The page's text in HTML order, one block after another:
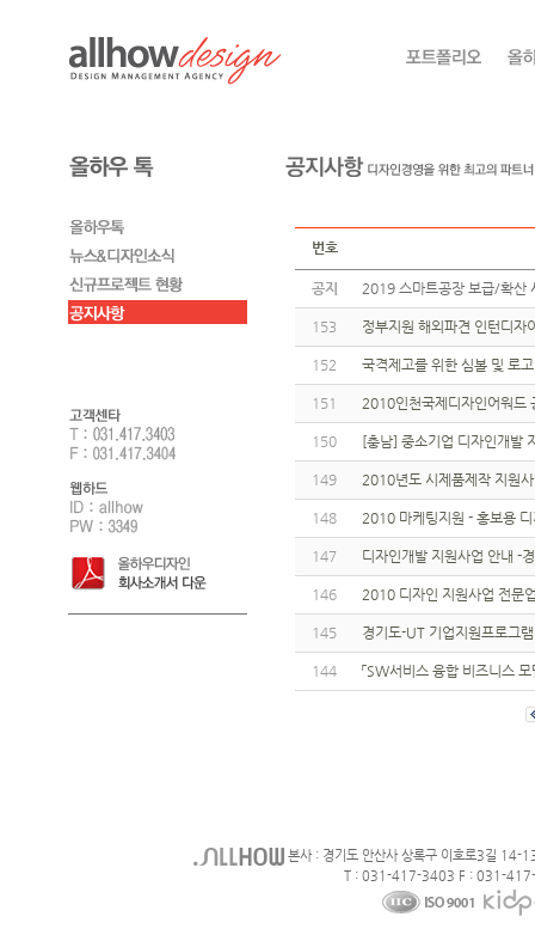
번호
공지 2019 스마트공장 보급/확
153 정부지원 해외파견 인턴디자
152 국격제고를 위한 심볼 및 로
151 2010인천국제디자인어워드
150 [충남] 중소기업 디자인개발
149 2010년도 시제품제작 지원
148 2010 마케팅지원 - 홍보용
147 디자인개발 지원사업 안내 -
146 2010 디자인 지원사업 전문
145 경기도-UT 기업지원프로그
144 「SW서비스 융합 비즈니스
본사 : 경기도 안산사 상록구 이호로3길 14-
T : 031-417-3403 F : 031-